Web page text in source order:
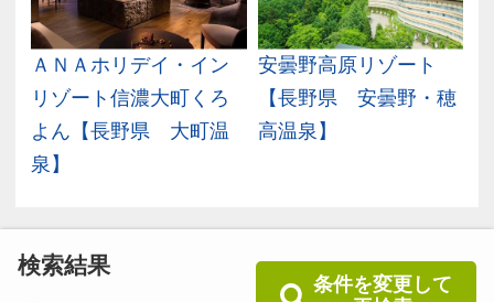
検索結果
条件を変更して
ＡＮＡホリデイ・イン
リゾート信濃大町くろ
よん【長野県 大町温
泉】
安曇野高原リゾート
【長野県 安曇野・穂
高温泉】